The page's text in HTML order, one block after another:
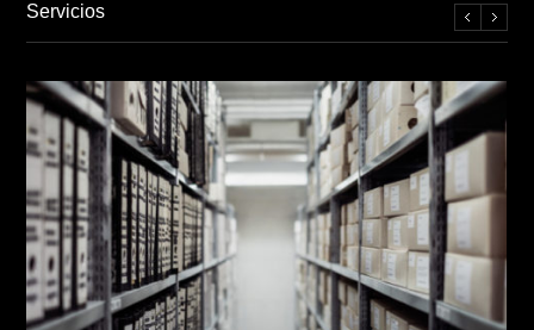
Servicios